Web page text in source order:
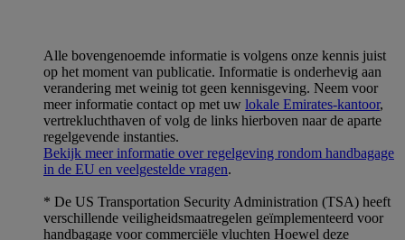
Alle bovengenoemde informatie is volgens onze kennis juist
op het moment van publicatie. Informatie is onderhevig aan
verandering met weinig tot geen kennisgeving. Neem voor
meer informatie contact op met uw lokale Emirates-kantoor,
vertrekluchthaven of volg de links hierboven naar de aparte
regelgevende instanties.
Bekijk meer informatie over regelgeving rondom handbagage
in de EU en veelgestelde vragen.
* De US Transportation Security Administration (TSA) heeft
verschillende veiligheidsmaatregelen geïmplementeerd voor
handbagage voor commerciële vluchten Hoewel deze